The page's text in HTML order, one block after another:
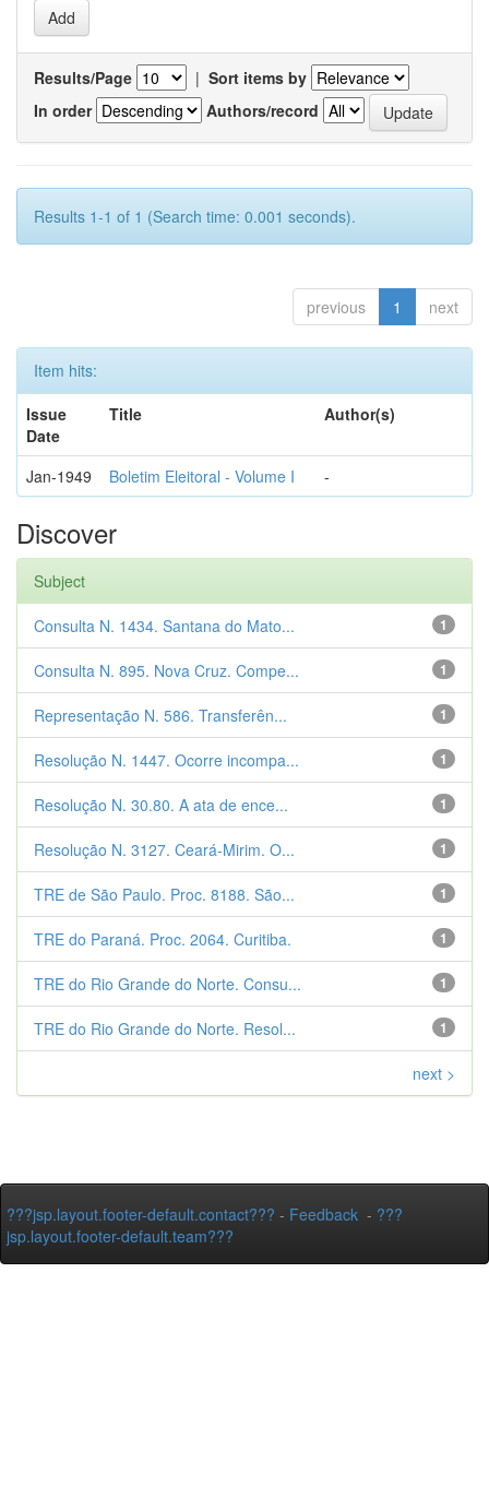
Results/Page | Sort items by
In order
Authors/record
Results 1-1 of 1 (Search time: 0.001 seconds).
previous 1 next
Item hits:
Issue
Date
Title Author(s)
Jan-1949 Boletim Eleitoral - Volume I -
Discover
Subject
1
Consulta N. 1434. Santana do Mato...
1
Consulta N. 895. Nova Cruz. Compe...
1
Representação N. 586. Transferên...
1
Resolução N. 1447. Ocorre incompa...
1
Resolução N. 30.80. A ata de ence...
1
Resolução N. 3127. Ceará-Mirim. O...
1
TRE de São Paulo. Proc. 8188. São...
1
TRE do Paraná. Proc. 2064. Curitiba.
1
TRE do Rio Grande do Norte. Consu...
1
TRE do Rio Grande do Norte. Resol...
next >
???jsp.layout.footer-default.contact??? - Feedback - ???
jsp.layout.footer-default.team???